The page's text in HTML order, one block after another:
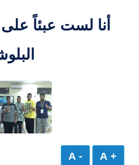
أنا لست عبئاً
+ A
- A